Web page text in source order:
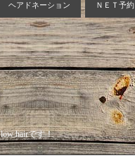
ヘアドネーション ＮＥＴ予約
hairです！